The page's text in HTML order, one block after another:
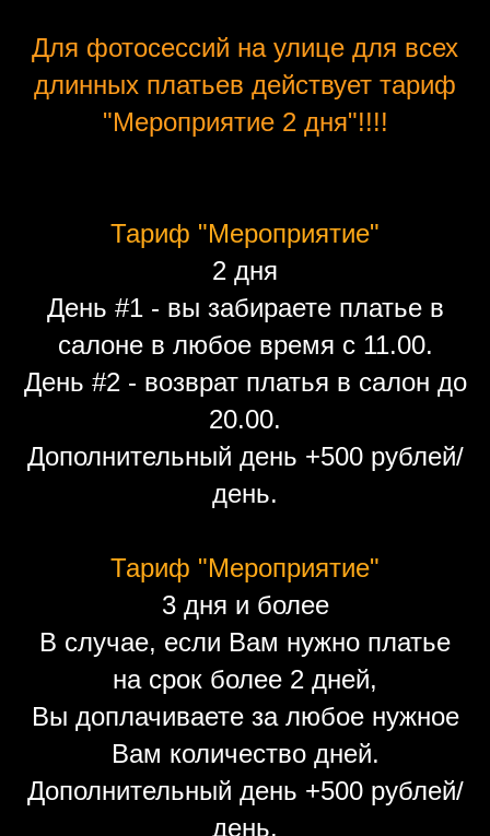
Для фотосессий на улице для всех
длинных платьев действует тариф
"Мероприятие 2 дня"!!!!
Тариф "Мероприятие"
2 дня
День #1 - вы забираете платье в
салоне в любое время с 11.00.
День #2 - возврат платья в салон до
20.00.
Дополнительный день +500 рублей/
день.
Тариф "Мероприятие"
3 дня и более
В случае, если Вам нужно платье
на срок более 2 дней,
Вы доплачиваете за любое нужное
Вам количество дней.
Дополнительный день +500 рублей/
день.